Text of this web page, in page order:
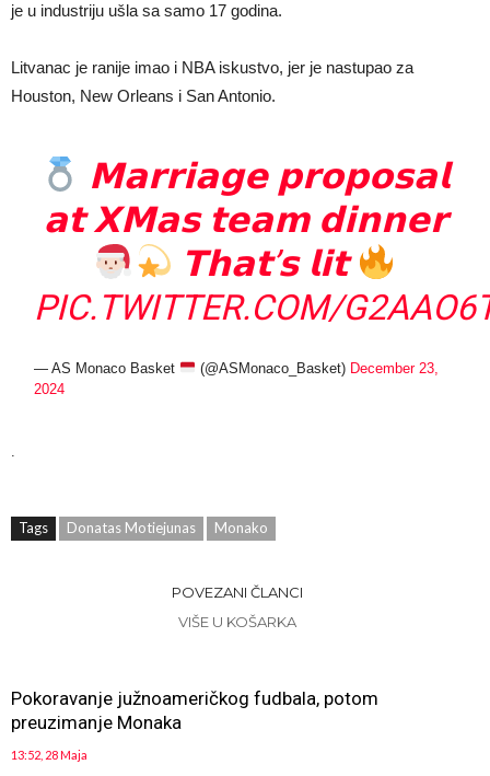
je u industriju ušla sa samo 17 godina.
Litvanac je ranije imao i NBA iskustvo, jer je nastupao za
Houston, New Orleans i San Antonio.
𝗠𝗮𝗿𝗿𝗶𝗮𝗴𝗲 𝗽𝗿𝗼𝗽𝗼𝘀𝗮𝗹
𝗮𝘁 𝗫𝗠𝗮𝘀 𝘁𝗲𝗮𝗺 𝗱𝗶𝗻𝗻𝗲𝗿
𝗧𝗵𝗮𝘁’𝘀 𝗹𝗶𝘁
PIC.TWITTER.COM/
— AS Monaco Basket (@ASMonaco_Basket) December 23,
2024
.
Tags Donatas Motiejunas Monako
POVEZANI ČLANCI
VIŠE U KOŠARKA
Pokoravanje južnoameričkog fudbala, potom
preuzimanje Monaka
13:52, 28 Maja